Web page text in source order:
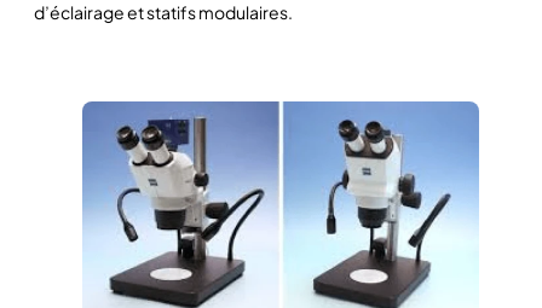
d’éclairage et statifs modulaires.